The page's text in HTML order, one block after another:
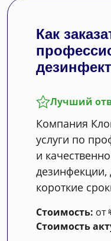
Как
Лучший
Компания
услуги по
и
дезинфекции,
короткие
Стоимость: от
Стоимость